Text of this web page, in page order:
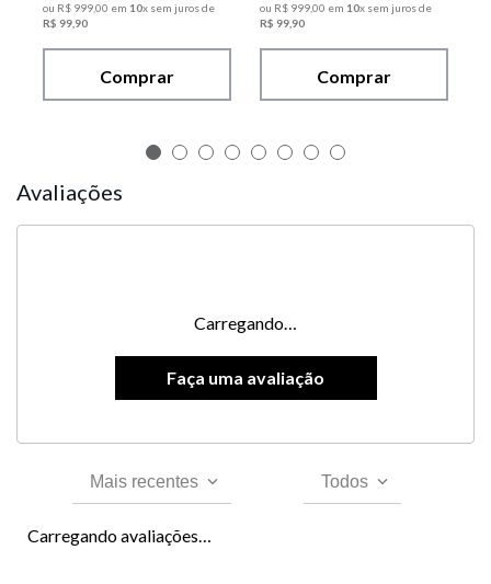
ou R$ 99900 em 10x sem juros de
R$ 99 90
Comprar
ou R$ 99900 em 10x sem juros de
R$ 99 90
Comprar
Avaliações
Carregando…
Mais recentes Todos
Carregando avaliações…